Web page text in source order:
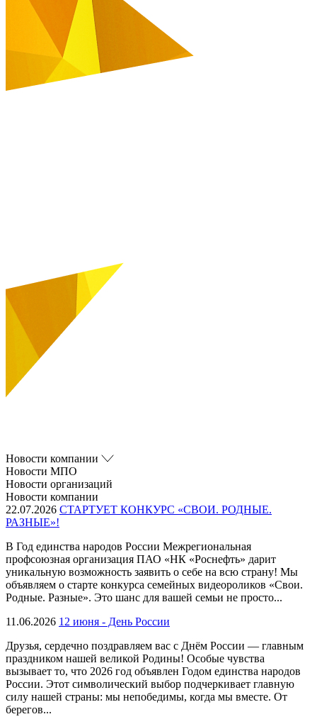
Новости компании
Новости МПО
Новости организаций
Новости компании
22.07.2026 СТАРТУЕТ КОНКУРС «СВОИ. РОДНЫЕ.
РАЗНЫЕ»!
В Год единства народов России Межрегиональная
профсоюзная организация ПАО «НК «Роснефть» дарит
уникальную возможность заявить о себе на всю страну! Мы
объявляем о старте конкурса семейных видеороликов «Свои.
Родные. Разные». Это шанс для вашей семьи не просто...
11.06.2026 12 июня - День России
Друзья, сердечно поздравляем вас с Днём России — главным
праздником нашей великой Родины! Особые чувства
вызывает то, что 2026 год объявлен Годом единства народов
России. Этот символический выбор подчеркивает главную
силу нашей страны: мы непобедимы, когда мы вместе. От
берегов...